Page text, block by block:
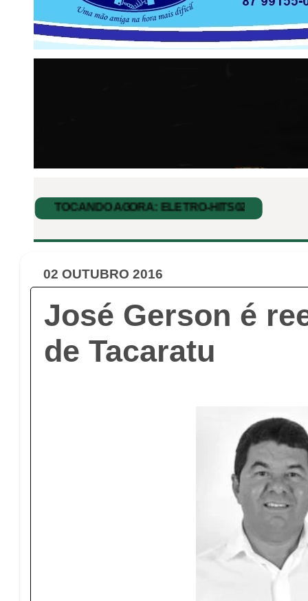
02 OUTUBRO 2016
José Gerson é
de Tacaratu